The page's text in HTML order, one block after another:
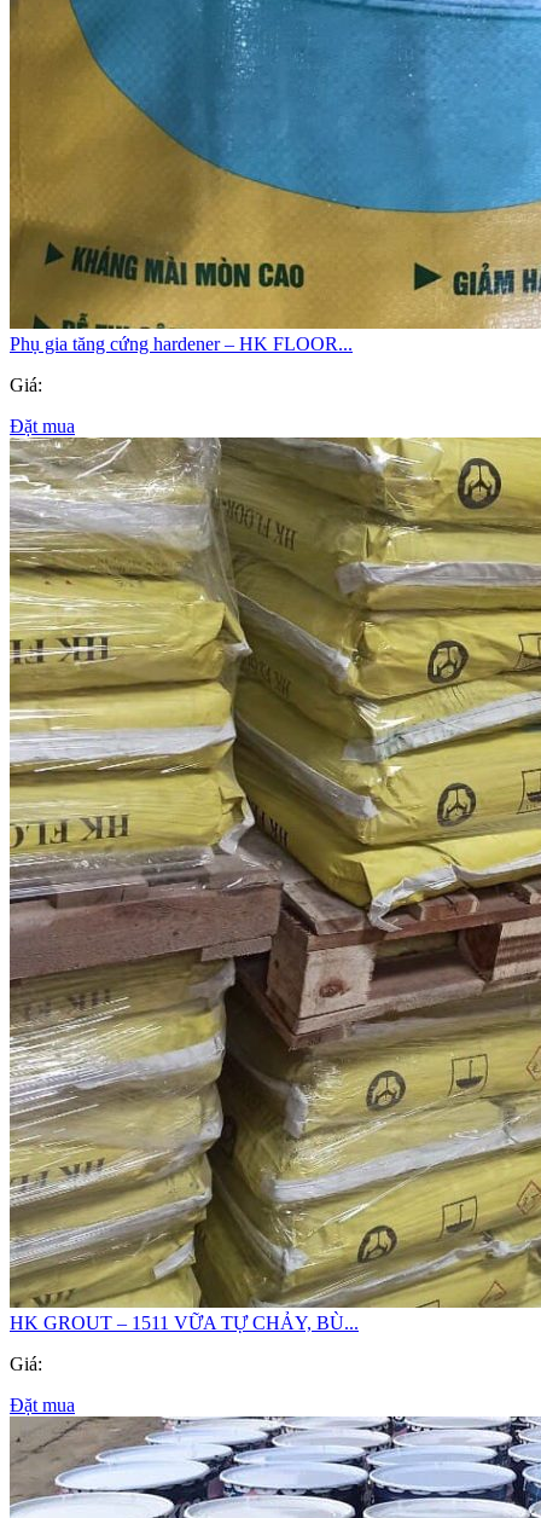
Phụ gia tăng cứng hardener – HK FLOOR...
Giá:
Đặt mua
HK GROUT – 1511 VỮA TỰ CHẢY, BÙ...
Giá:
Đặt mua